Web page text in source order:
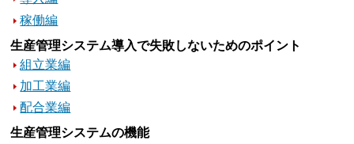
稼働編
生産管理システム導入で失敗しないためのポイント
組立業編
加工業編
配合業編
生産管理システムの機能